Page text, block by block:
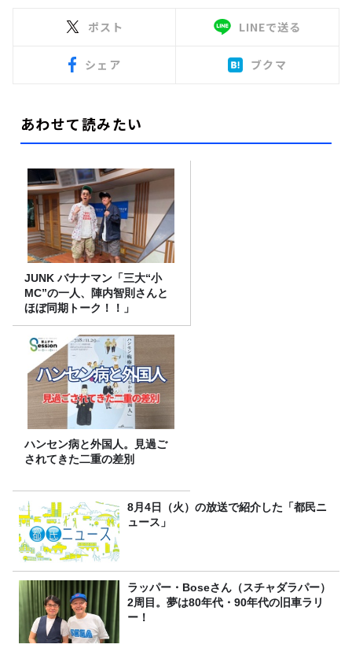
ポスト LINEで送る
シェア ブクマ
あわせて読みたい
JUNK バナナマン「三大“小
MC”の一人、陣内智則さんと
ほぼ同期トーク！！」
ハンセン病と外国人。見過ご
されてきた二重の差別
8月4日（火）の放送で紹介した「都民ニ
ュース」
ラッパー・Boseさん（スチャダラパー）
2周目。夢は80年代・90年代の旧車ラリ
ー！